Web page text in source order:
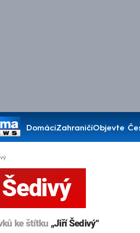
DomácíZahraničíObjevte
Pořady
ke štítku „Jiří Šedivý“